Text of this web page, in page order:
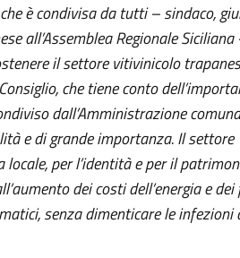
che è condivisa da tutti – sindaco,
all’Assemblea Regionale
il settore vitivinicolo
che tiene conto
dall’Amministrazione
e di grande importanza. Il settore
per l’identità e per il
dei costi dell’energia e
senza dimenticare le infezioni